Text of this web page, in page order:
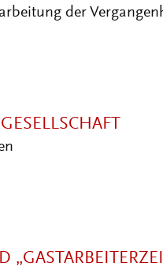
der